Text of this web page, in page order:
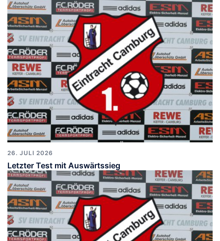
26. JULI 2026
Letzter Test mit Auswärtssieg